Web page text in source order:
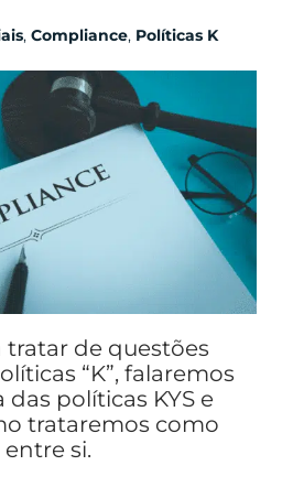
, Compliance, Políticas K
de questões
“K”, falaremos
políticas KYS e
trataremos como
si.